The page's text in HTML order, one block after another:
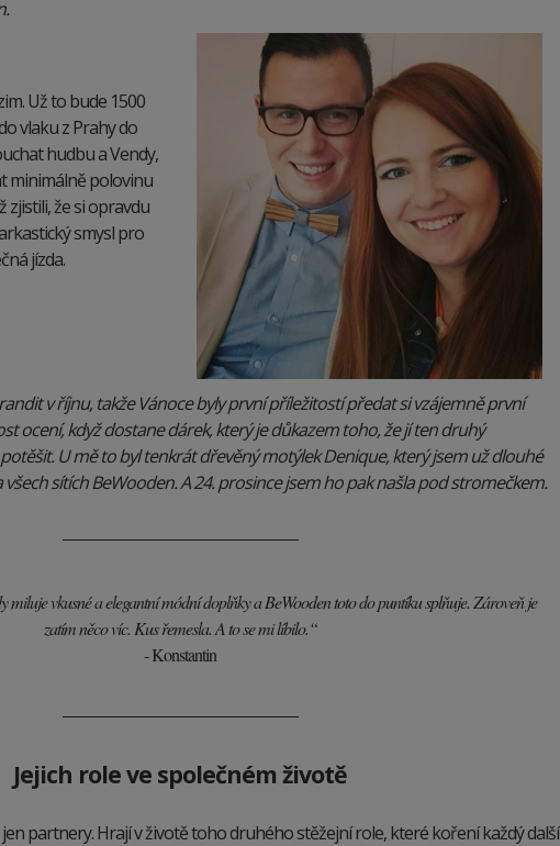
Už to bude 1500
vlaku z Prahy do
hudbu a Vendy,
minimálně polovinu
zjistili, že si opravdu
smysl pro
jízda.
v říjnu, takže Vánoce byly první příležitostí předat si vzájemně první
ocení, když dostane dárek, který je důkazem toho, že jí ten druhý
U mě to byl tenkrát dřevěný motýlek Denique, který jsem už dlouhé
sítích BeWooden. A 24. prosince jsem ho pak našla pod stromečkem.
miluje vkusné a elegantní módní doplňky a BeWooden toto do puntíku splňuje. Zároveň je
zatím něco víc. Kus řemesla. A to se mi líbilo.“
- Konstantin
Jejich role ve společném životě
partnery. Hrají v životě toho druhého stěžejní role, které koření každý další